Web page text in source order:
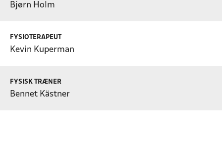
Bjørn Holm
FYSIOTERAPEUT
Kevin Kuperman
FYSISK TRÆNER
Bennet Kästner